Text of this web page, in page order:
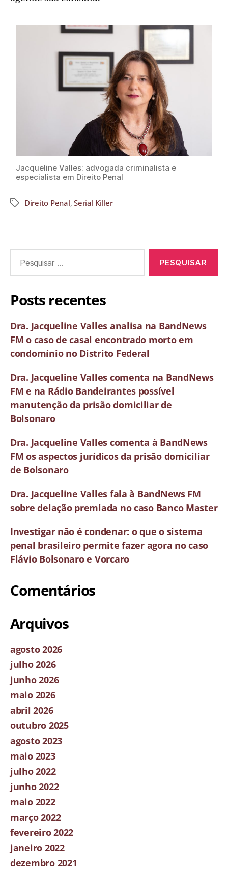
Jacqueline Valles: advogada criminalista e
especialista em Direito Penal
Direito Penal,Serial Killer
Posts recentes
Dra. Jacqueline Valles analisa na BandNews
FM o caso de casal encontrado morto em
condomínio no Distrito Federal
Dra. Jacqueline Valles comenta na BandNews
FM e na Rádio Bandeirantes possível
manutenção da prisão domiciliar de
Bolsonaro
Dra. Jacqueline Valles comenta à BandNews
FM os aspectos jurídicos da prisão domiciliar
de Bolsonaro
Dra. Jacqueline Valles fala à BandNews FM
sobre delação premiada no caso Banco Master
Investigar não é condenar: o que o sistema
penal brasileiro permite fazer agora no caso
Flávio Bolsonaro e Vorcaro
Comentários
Arquivos
agosto 2026
julho 2026
junho 2026
maio 2026
abril 2026
outubro 2025
agosto 2023
maio 2023
julho 2022
junho 2022
maio 2022
março 2022
fevereiro 2022
janeiro 2022
dezembro 2021